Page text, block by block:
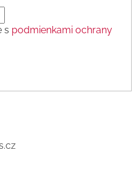
s podmienkami ochrany